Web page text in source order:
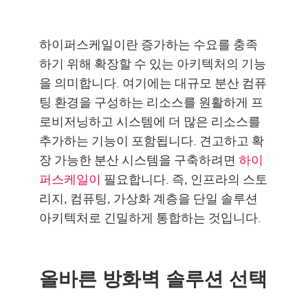
하이퍼스케일이란 증가하는 수요를 충족
하기 위해 확장할 수 있는 아키텍처의 기능
을 의미합니다. 여기에는 대규모 분산 컴퓨
팅 환경을 구성하는 리소스를 원활하게 프
로비저닝하고 시스템에 더 많은 리소스를
추가하는 기능이 포함됩니다. 견고하고 확
장 가능한 분산 시스템을 구축하려면하이
퍼스케일이 필요합니다. 즉, 인프라의 스토
리지, 컴퓨팅, 가상화 계층을 단일 솔루션
아키텍처로 긴밀하게 통합하는 것입니다.
올바른 방화벽 솔루션 선택